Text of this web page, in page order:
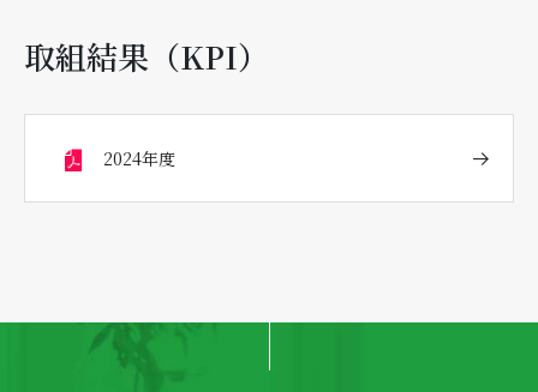
取組結果（KPI）
2024年度